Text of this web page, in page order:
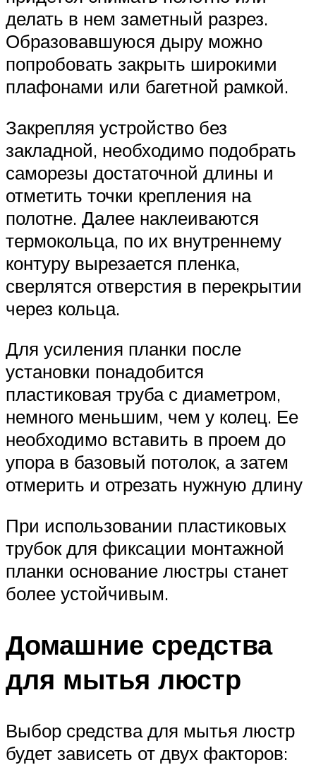
делать в нем заметный разрез.
Образовавшуюся дыру можно
попробовать закрыть широкими
плафонами или багетной рамкой.
Закрепляя устройство без
закладной, необходимо подобрать
саморезы достаточной длины и
отметить точки крепления на
полотне. Далее наклеиваются
термокольца, по их внутреннему
контуру вырезается пленка,
сверлятся отверстия в перекрытии
через кольца.
Для усиления планки после
установки понадобится
пластиковая труба с диаметром,
немного меньшим, чем у колец. Ее
необходимо вставить в проем до
упора в базовый потолок, а затем
отмерить и отрезать нужную длину
При использовании пластиковых
трубок для фиксации монтажной
планки основание люстры станет
более устойчивым.
Домашние средства
для мытья люстр
Выбор средства для мытья люстр
будет зависеть от двух факторов: